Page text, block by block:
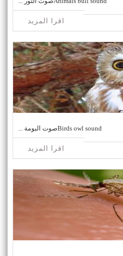
اقرا المزيد
Birds owl soundصوت البومة ...
اقرا المزيد